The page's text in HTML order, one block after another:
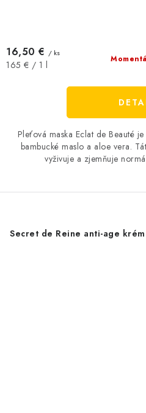
16,50 € / ks
Jednotková
165 € / 1 l
Pleťová maska ​​Eclat de Beauté
bambucké maslo a aloe vera.
vyživuje a zjemňuje
Secret de Reine anti-age